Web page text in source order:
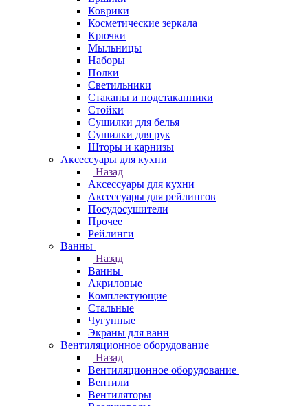
Коврики
Косметические зеркала
Крючки
Мыльницы
Наборы
Полки
Светильники
Стаканы и подстаканники
Стойки
Сушилки для белья
Сушилки для рук
Шторы и карнизы
Аксессуары для кухни
Назад
Аксессуары для кухни
Аксессуары для рейлингов
Посудосушители
Прочее
Рейлинги
Ванны
Назад
Ванны
Акриловые
Комплектующие
Стальные
Чугунные
Экраны для ванн
Вентиляционное оборудование
Назад
Вентиляционное оборудование
Вентили
Вентиляторы